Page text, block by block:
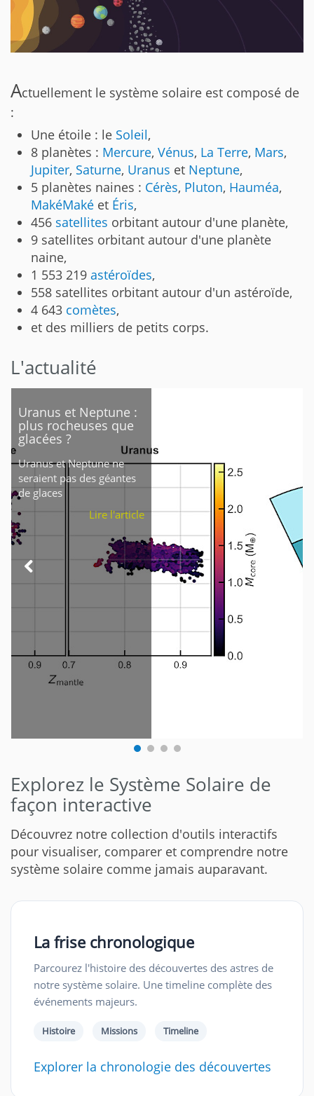
Actuellement le système solaire est composé de
:
Une étoile : le Soleil,
8 planètes : Mercure, Vénus, La Terre, Mars,
Jupiter, Saturne, Uranus et Neptune,
5 planètes naines : Cérès, Pluton, Hauméa,
MakéMaké et Éris,
456 satellites orbitant autour d'une planète,
9 satellites orbitant autour d'une planète
naine,
1 553 219 astéroïdes,
558 satellites orbitant autour d'un astéroïde,
4 643 comètes,
et des milliers de petits corps.
L'actualité
Uranus et Neptune :
plus rocheuses que
glacées ?
Uranus et Neptune ne
seraient pas des géantes
de glaces
Lire l'article
Explorez le Système Solaire de
façon interactive
Découvrez notre collection d'outils interactifs
pour visualiser, comparer et comprendre notre
système solaire comme jamais auparavant.
La frise chronologique
Parcourez l'histoire des découvertes des astres de
notre système solaire. Une timeline complète des
événements majeurs.
Histoire Missions Timeline
Explorer la chronologie des découvertes